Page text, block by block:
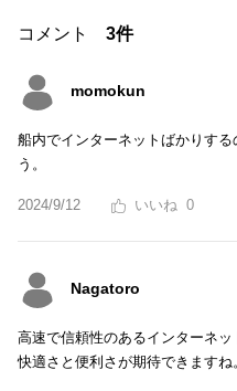
コメント 3件
momokun
船内でインターネットばかりす
う。
2024/9/12 0
Nagatoro
高速で信頼性のあるインターネ
快適さと便利さが期待できますね